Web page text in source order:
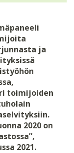
ja
toimijoiden
2020 on
2021.